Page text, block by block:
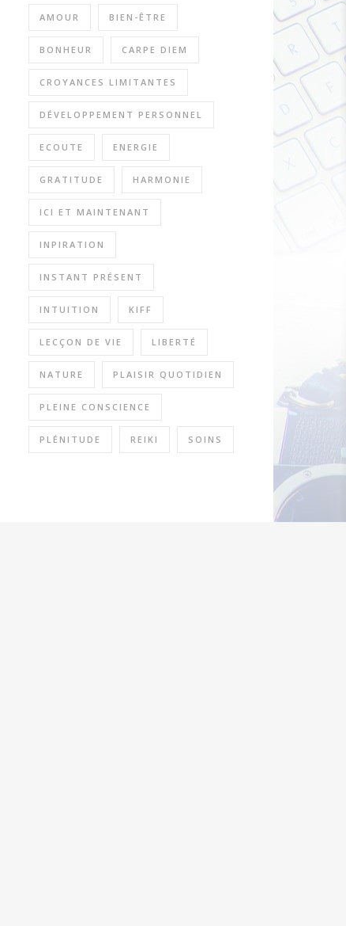
AMOUR BIEN-ÊTRE
BONHEUR CARPE DIEM
CROYANCES LIMITANTES
DÉVELOPPEMENT PERSONNEL
ECOUTE ENERGIE
GRATITUDE HARMONIE
ICI ET MAINTENANT
INPIRATION
INSTANT PRÉSENT
INTUITION KIFF
LECÇON DE VIE LIBERTÉ
NATURE PLAISIR QUOTIDIEN
PLEINE CONSCIENCE
PLÉNITUDE REIKI SOINS